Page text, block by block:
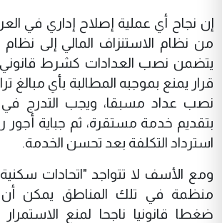
إن نجاح أي عملية إصلاح إداري في
من نظام الاستنزاف المالي إلى نظام
يتضمن نصب العدادات كشرط
قرار يمنع بموجبه المطالبة بأي مبالغ
نصب عداد مسبقا، ويجب التدرج في
بتقديم خدمة مستقرة، ثم جباية أجور
استرداد التكلفة بعد تحسن الخدمة.
ومع الأسف لا تتواجد "اتحادات
منظمة في تلك المناطق يمكن
ضغطا قانونيا ناجحا لمنع